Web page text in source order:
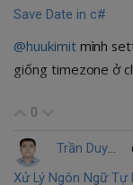
Save Date in c#
@huukimitmình
giống timezone ở
0
Trần Duy Khánh